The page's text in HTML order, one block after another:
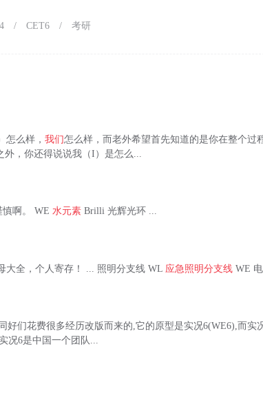
/ CET6 / 考研
怎么样，我们怎么样，而老外希望首先知道的是你在整个过
外，你还得说说我（I）是怎么...
慎啊。 WE水元素 Brilli 光辉光环 ...
大全，个人寄存！ ... 照明分支线 WL 应急照明分支线 WE
好们花费很多经历改版而来的,它的原型是实况6(WE6),而实
况6是中国一个团队...